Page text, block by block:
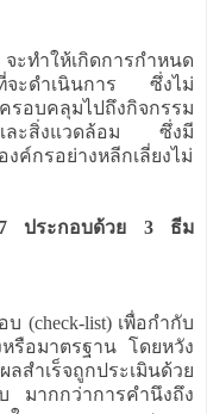
ะทำให้เกิดการกำหนด
ที่จะดำเนินการ ซึ่งไม่
รอบคลุมไปถึงกิจกรรม
และสิ่งแวดล้อม ซึ่งมี
ค์กรอย่างหลีกเลี่ยงไม่
ประกอบด้วย 3 ธีม
(check-list) เพื่อกำกับ
รือมาตรฐาน โดยหวัง
ลสำเร็จถูกประเมินด้วย
มากกว่าการคำนึงถึง